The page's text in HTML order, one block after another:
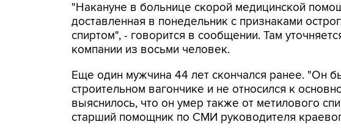
"Накануне в больнице скорой медицинской
доставленная в понедельник с признаками
спиртом", - говорится в сообщении. Там
компании из восьми человек.
Еще один мужчина 44 лет скончался ранее. "Он
строительном вагончике и не относился к
выяснилось, что он умер также от метилового
старший помощник по СМИ руководителя